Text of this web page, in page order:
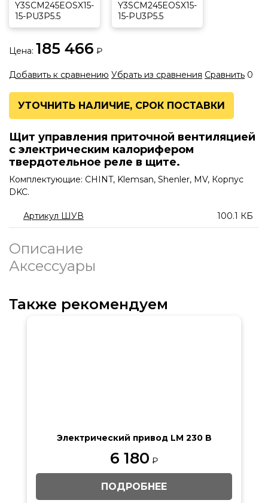
Приводы
БИБЛИОТЕКА
ПРОЕКТИРОВЩИКУ
МОНТАЖНИКУ
Цена: 185 466 ₽
Добавить к сравнению Убрать из сравнения Сравнить 0
УТОЧНИТЬ НАЛИЧИЕ, СРОК ПОСТАВКИ
Щит управления приточной вентиляцией
с электрическим калорифером
твердотельное реле в щите.
Комплектующие: CHINT, Klemsan, Shenler, MV, Корпус
DKC.
Артикул ШУВ 100.1 КБ
Описание
Аксессуары
Также рекомендуем
Электрический привод LM 230 B
6 180 ₽
ПОДРОБНЕЕ